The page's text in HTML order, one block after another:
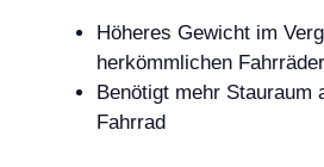
Höheres Gewicht im
herkömmlichen
Benötigt mehr Stauraum
Fahrrad